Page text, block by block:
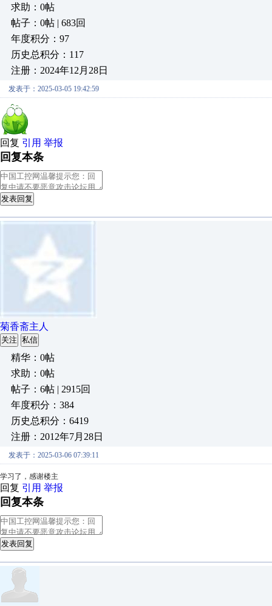
求助：0帖
帖子：0帖 | 683回
年度积分：97
历史总积分：117
注册：2024年12月28日
发表于：2025-03-05 19:42:59
回复 引用 举报
回复本条
发表回复
菊香斋主人
关注 私信
精华：0帖
求助：0帖
帖子：6帖 | 2915回
年度积分：384
历史总积分：6419
注册：2012年7月28日
发表于：2025-03-06 07:39:11
学习了，感谢楼主
回复 引用 举报
回复本条
发表回复